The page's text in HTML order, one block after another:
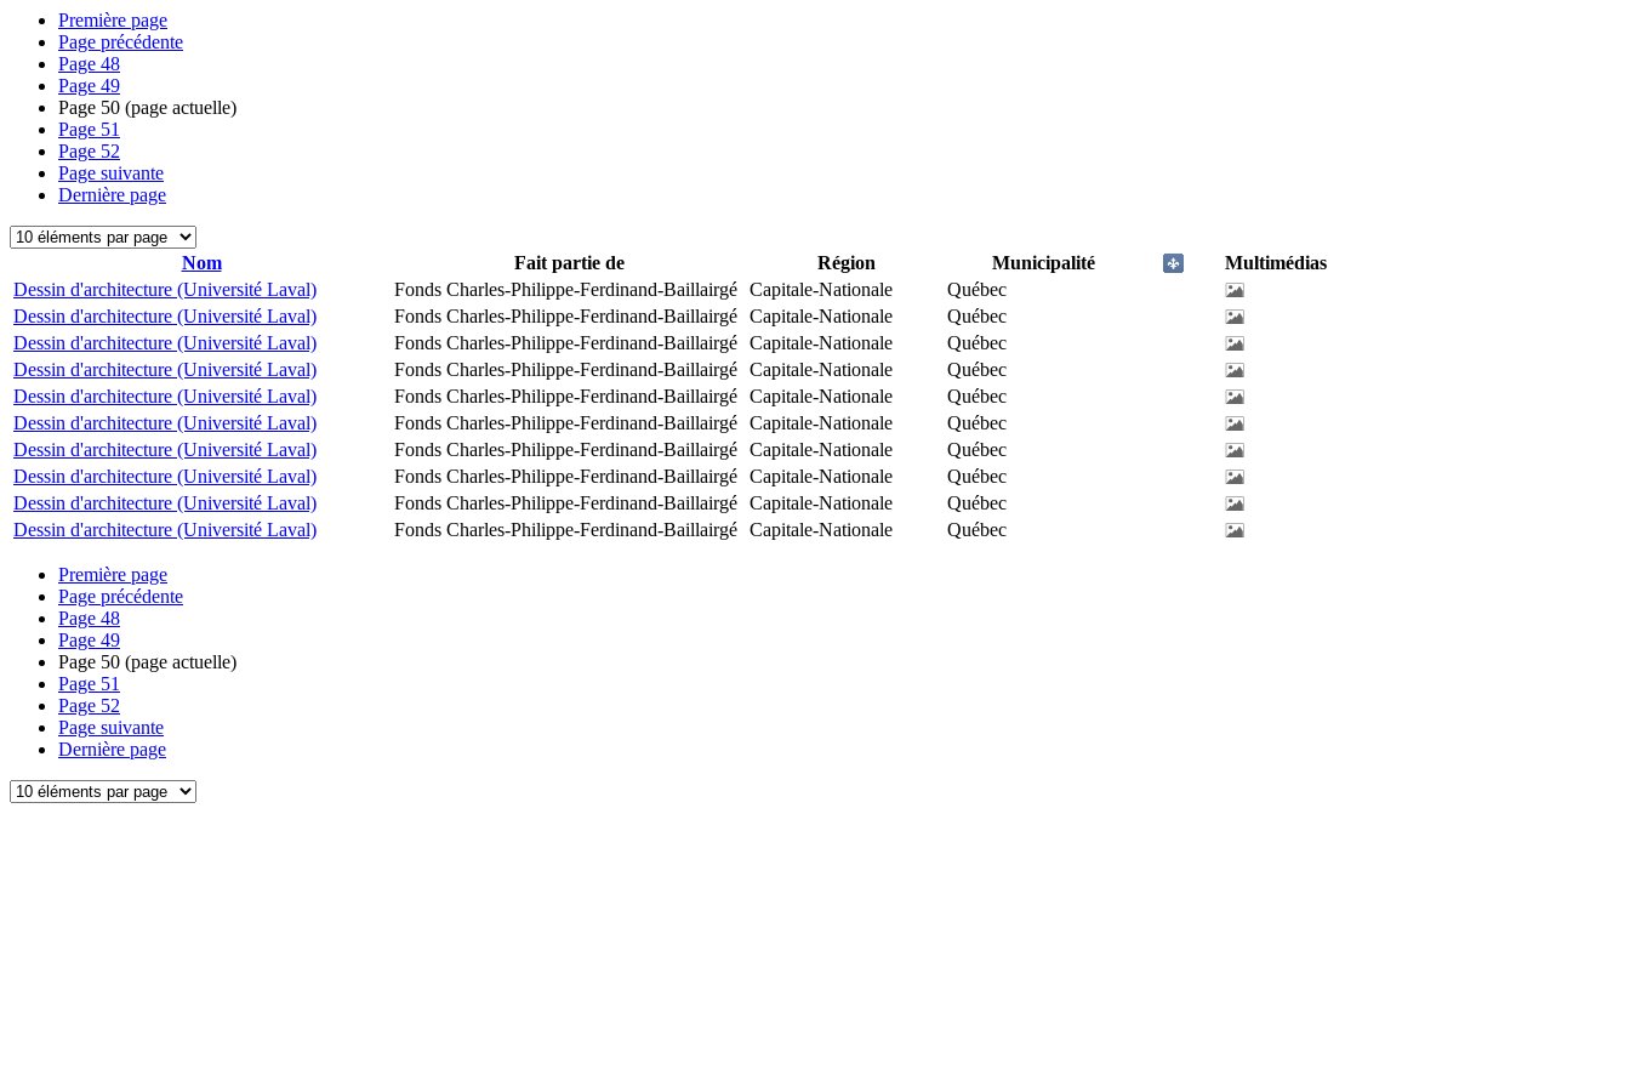
Première page
Page précédente
Page 48
Page 49
Page 50 (page actuelle)
Page 51
Page 52
Page suivante
Dernière page
Nom Fait partie de Région Municipalité
Multimédias
Dessin d'architecture (Université Laval)
Fonds Charles-Philippe-Ferdinand-Baillairgé Capitale-Nationale
Québec
Dessin d'architecture (Université Laval)
Fonds Charles-Philippe-Ferdinand-Baillairgé Capitale-Nationale
Québec
Dessin d'architecture (Université Laval)
Fonds Charles-Philippe-Ferdinand-Baillairgé Capitale-Nationale
Québec
Dessin d'architecture (Université Laval)
Fonds Charles-Philippe-Ferdinand-Baillairgé Capitale-Nationale
Québec
Dessin d'architecture (Université Laval)
Fonds Charles-Philippe-Ferdinand-Baillairgé Capitale-Nationale
Québec
Dessin d'architecture (Université Laval)
Fonds Charles-Philippe-Ferdinand-Baillairgé Capitale-Nationale
Québec
Dessin d'architecture (Université Laval)
Fonds Charles-Philippe-Ferdinand-Baillairgé Capitale-Nationale
Québec
Dessin d'architecture (Université Laval)
Fonds Charles-Philippe-Ferdinand-Baillairgé Capitale-Nationale
Québec
Dessin d'architecture (Université Laval)
Fonds Charles-Philippe-Ferdinand-Baillairgé Capitale-Nationale
Québec
Dessin d'architecture (Université Laval)
Fonds Charles-Philippe-Ferdinand-Baillairgé Capitale-Nationale Québec
Première page
Page précédente
Page 48
Page 49
Page 50 (page actuelle)
Page 51
Page 52
Page suivante
Dernière page